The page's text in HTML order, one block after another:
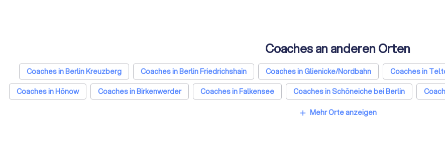
Coaches an anderen Orten
Coaches in Berlin Kreuzberg Coaches in Berlin Friedrichshain Coaches in Glienicke/Nordbahn Coaches in
Coaches in Hönow
Coaches in Birkenwerder Coaches in Falkensee Coaches in Schöneiche bei Berlin
Coaches in Düsseldorf Coaches in Dortmund
add Mehr Orte anzeigen